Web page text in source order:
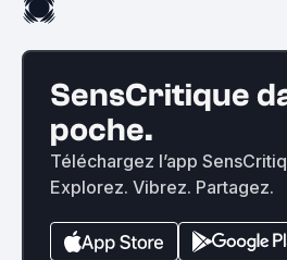
SensCritique
poche.
Téléchargez l’app
Explorez. Vibrez. Partagez.